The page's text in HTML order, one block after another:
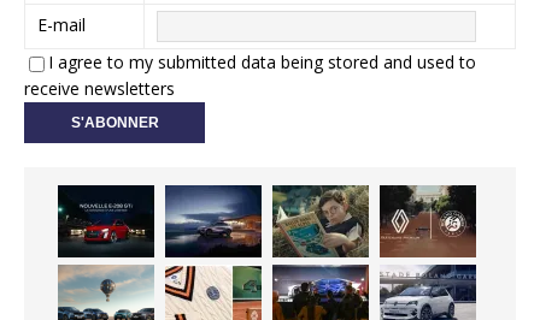
E-mail
I agree to my submitted data being stored and used to
receive newsletters